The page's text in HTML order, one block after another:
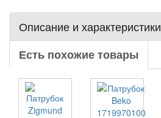
Описание и характеристики
Есть похожие товары